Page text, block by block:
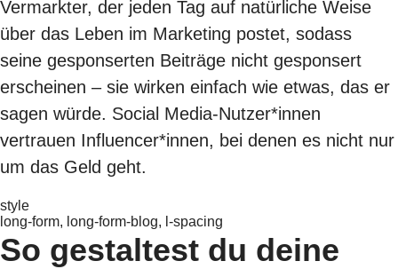
Vermarkter, der jeden Tag auf natürliche Weise
über das Leben im Marketing postet, sodass
seine gesponserten Beiträge nicht gesponsert
erscheinen – sie wirken einfach wie etwas, das er
sagen würde. Social Media-Nutzer*innen
vertrauen Influencer*innen, bei denen es nicht nur
um das Geld geht.
style
long-form, long-form-blog, l-spacing
So gestaltest du deine